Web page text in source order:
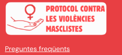
Preguntes freqüents